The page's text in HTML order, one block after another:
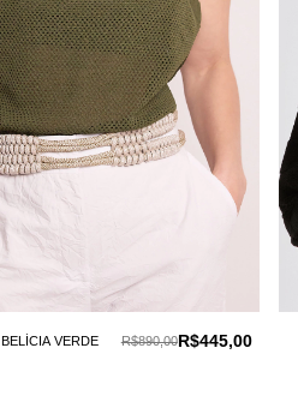
VERDE R$445,00
R$890,00